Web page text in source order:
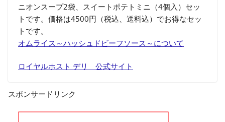
ニオンスープ2袋、スイートポテトミニ（4個入）セッ
トです。価格は4500円（税込、送料込）でお得なセッ
トです。
オムライス～ハッシュドビーフソース～について
ロイヤルホスト デリ 公式サイト
スポンサードリンク